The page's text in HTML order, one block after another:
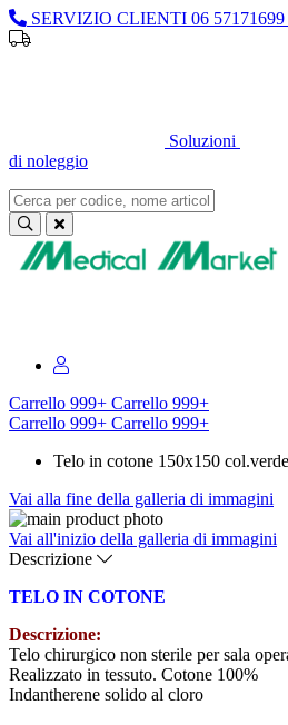
SERVIZIO CLIENTI 06 57171699
Soluzioni
di noleggio
Carrello 999+ Carrello 999+
Carrello 999+ Carrello 999+
Telo in cotone 150x150 col.verde
Vai alla fine della galleria di immagini
Vai all'inizio della galleria di immagini
Descrizione
TELO IN COTONE
Descrizione:
Telo chirurgico non sterile per sala
Realizzato in tessuto. Cotone 100%
Indantherene solido al cloro